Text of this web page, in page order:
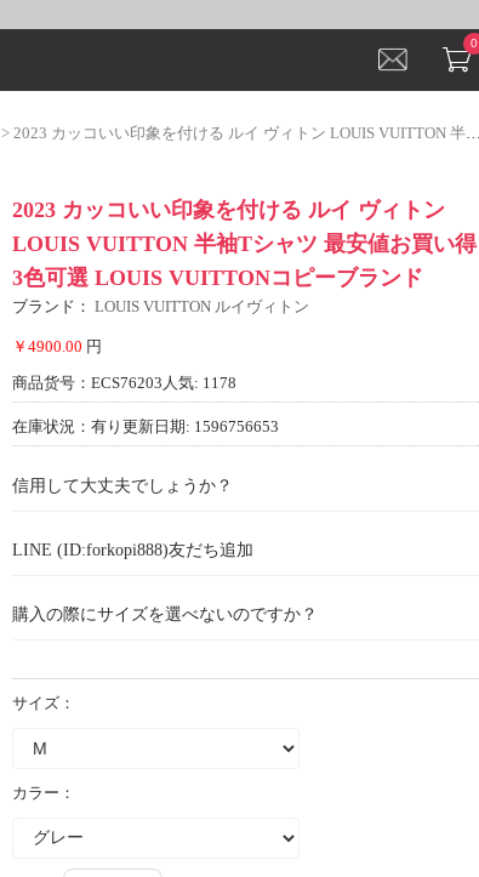
0
> 2023 カッコいい印象を付ける ルイ ヴィトン LOUIS VUITTON 半袖Tシャツ 最安値お買い得 3色可選 LOUIS VUITTONコピーブランド
2023 カッコいい印象を付ける ルイ ヴィトン
LOUIS VUITTON 半袖Tシャツ 最安値お買い得
3色可選 LOUIS VUITTONコピーブランド
ブランド： LOUIS VUITTON ルイヴィトン
￥4900.00 円
商品货号：ECS76203 人気: 1178
在庫状況：有り 更新日期: 1596756653
信用して大丈夫でしょうか？
LINE (ID:forkopi888)友だち追加
購入の際にサイズを選べないのですか？
サイズ：
カラー：